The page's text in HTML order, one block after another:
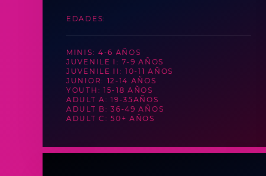
EDADES:
MINIS: 4-6 AÑOS
JUVENILE I: 7-9 AÑOS
JUVENILE II: 10-11 AÑOS
JUNIOR: 12-14 AÑOS
YOUTH: 15-18 AÑOS
ADULT A: 19-35AÑOS
ADULT B: 36-49 AÑOS
ADULT C: 50+ AÑOS